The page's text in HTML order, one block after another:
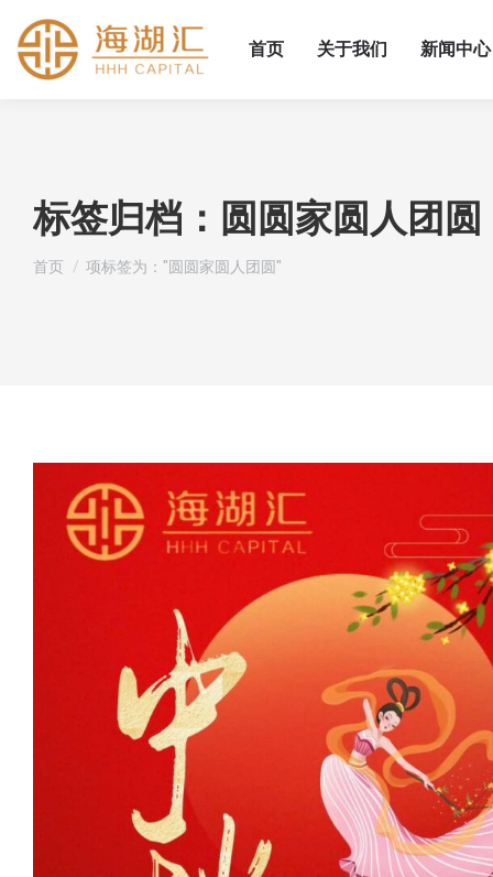
首页 关于我们 新闻中心
标签归档： 圆圆家圆人团圆
您在这里：
首页 项标签为："圆圆家圆人团圆"